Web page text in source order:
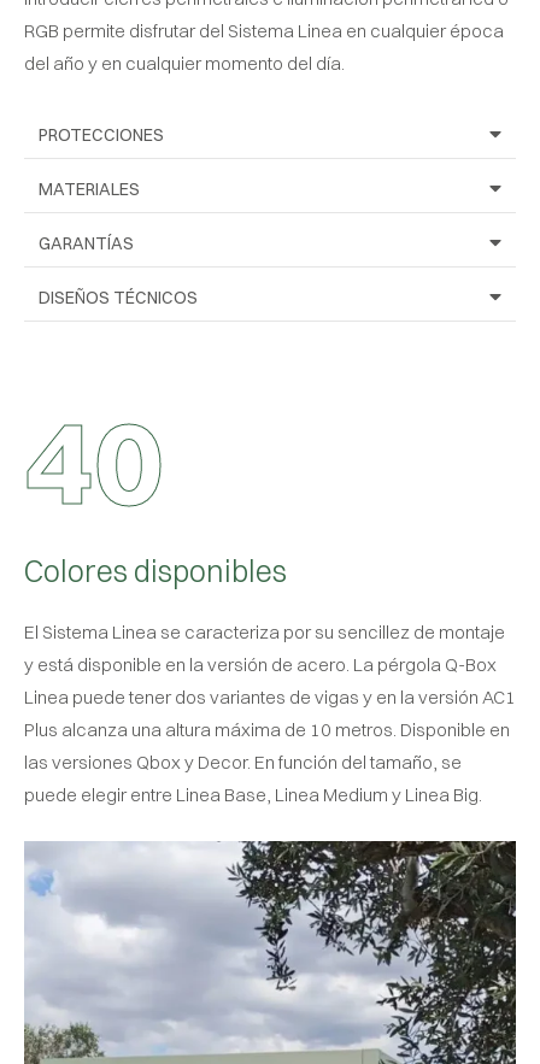
RGB permite disfrutar del Sistema Linea en cualquier época
del año y en cualquier momento del día.
PROTECCIONES
MATERIALES
GARANTÍAS
DISEÑOS TÉCNICOS
40
Colores disponibles
El Sistema Linea se caracteriza por su sencillez de montaje
y está disponible en la versión de acero. La pérgola Q-Box
Linea puede tener dos variantes de vigas y en la versión AC1
Plus alcanza una altura máxima de 10 metros. Disponible en
las versiones Qbox y Decor. En función del tamaño, se
puede elegir entre Linea Base, Linea Medium y Linea Big.